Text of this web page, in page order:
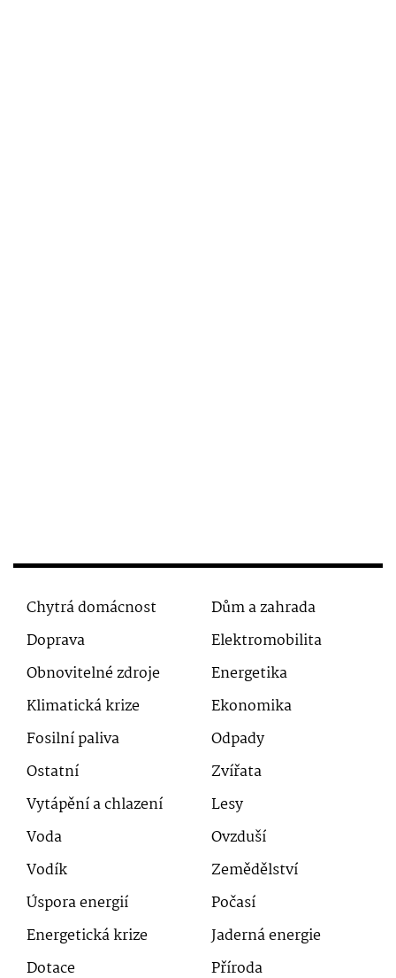
Chytrá domácnost
Dům a zahrada
Doprava
Elektromobilita
Obnovitelné zdroje
Energetika
Klimatická krize
Ekonomika
Fosilní paliva
Odpady
Ostatní
Zvířata
Vytápění a chlazení
Lesy
Voda
Ovzduší
Vodík
Zemědělství
Úspora energií
Počasí
Energetická krize
Jaderná energie
Dotace
Příroda